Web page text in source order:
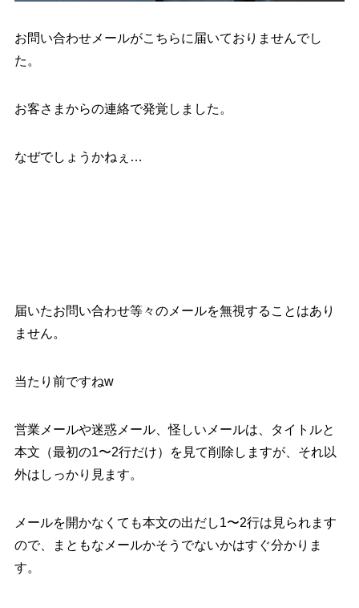
お問い合わせメールがこちらに届いておりませんでし
た。
お客さまからの連絡で発覚しました。
なぜでしょうかねぇ…
届いたお問い合わせ等々のメールを無視することはあり
ません。
当たり前ですねw
営業メールや迷惑メール、怪しいメールは、タイトルと
本文（最初の1〜2行だけ）を見て削除しますが、それ以
外はしっかり見ます。
メールを開かなくても本文の出だし1〜2行は見られます
ので、まともなメールかそうでないかはすぐ分かりま
す。